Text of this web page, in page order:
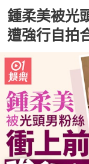
鍾柔美被光
遭強行自拍